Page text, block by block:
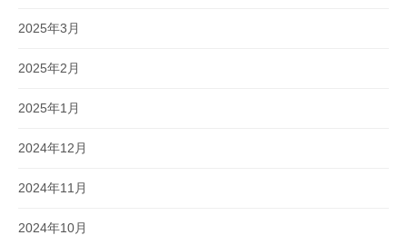
2025年3月
2025年2月
2025年1月
2024年12月
2024年11月
2024年10月